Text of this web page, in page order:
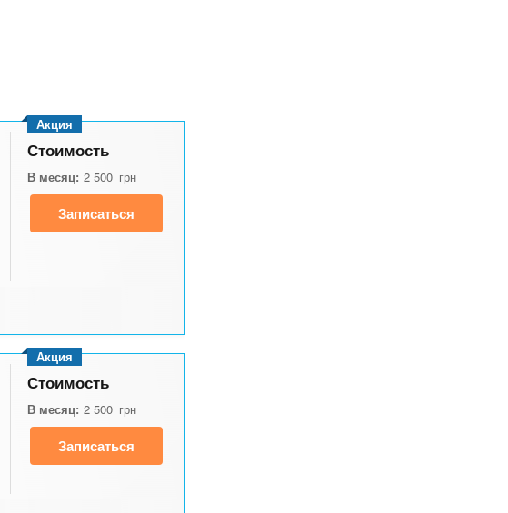
Акция
Стоимость
В месяц: 2 500 грн
Записаться
Акция
Стоимость
В месяц: 2 500 грн
Записаться